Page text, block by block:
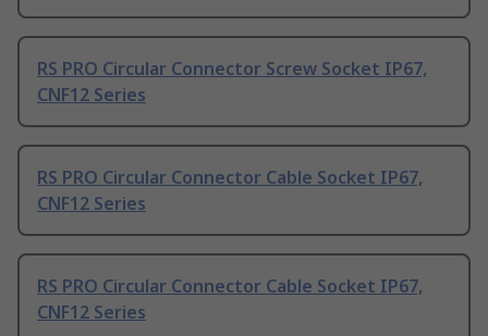
RS PRO Circular Connector Screw Socket IP67,
CNF12 Series
RS PRO Circular Connector Cable Socket IP67,
CNF12 Series
RS PRO Circular Connector Cable Socket IP67,
CNF12 Series